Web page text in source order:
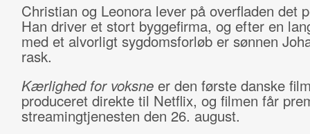
Christian og Leonora lever på overfladen det
Han driver et stort byggefirma, og efter en
med et alvorligt sygdomsforløb er sønnen
rask.
Kærlighed for voksneer den første danske
produceret direkte til Netflix, og filmen får
streamingtjenesten den 26. august.